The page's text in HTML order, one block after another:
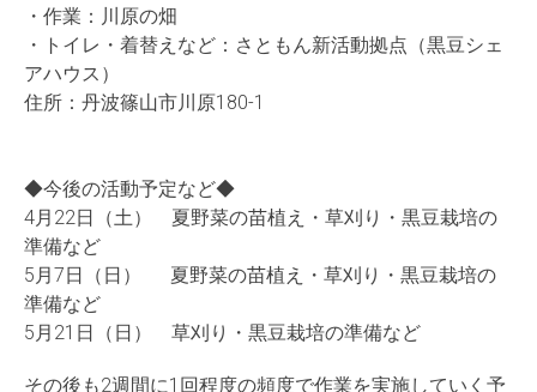
・作業：川原の畑
・トイレ・着替えなど：さともん新活動拠点（黒豆シェ
アハウス）
住所：丹波篠山市川原180-1
◆今後の活動予定など◆
4月22日（土） 夏野菜の苗植え・草刈り・黒豆栽培の
準備など
5月7日（日） 夏野菜の苗植え・草刈り・黒豆栽培の
準備など
5月21日（日） 草刈り・黒豆栽培の準備など
その後も2週間に1回程度の頻度で作業を実施していく予